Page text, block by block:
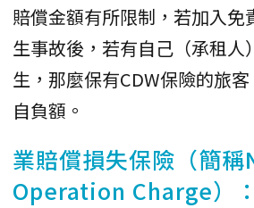
賠償金額有所限制，若加入免
生事故後，若有自己（承租人
生，那麼保有CDW保險的旅
自負額。
業賠償損失保險（簡稱
Operation Charge）：